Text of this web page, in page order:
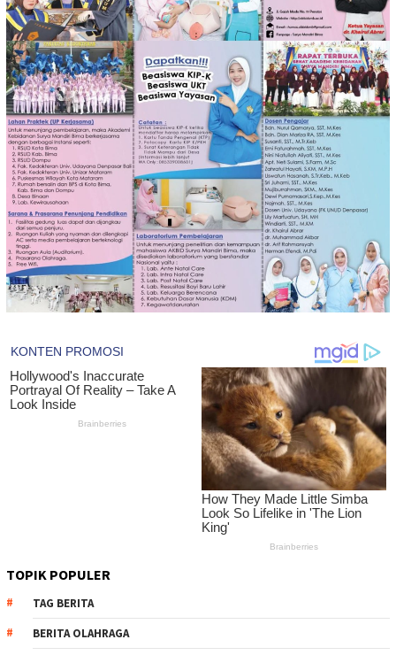
TOPIK POPULER
TAG BERITA
BERITA OLAHRAGA